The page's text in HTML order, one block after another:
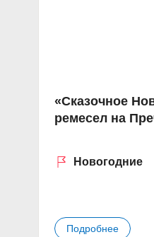
«Сказочное
ремесел на
Новогодние
Подробнее